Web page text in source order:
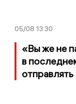
05/08 13:30
«Вы же не
в